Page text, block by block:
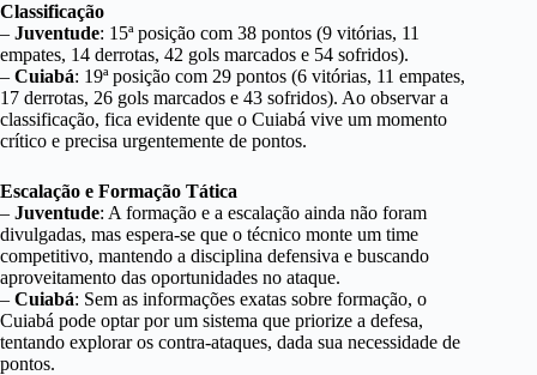
Classificação
– Juventude: 15ª posição com 38 pontos (9 vitórias, 11
empates, 14 derrotas, 42 gols marcados e 54 sofridos).
– Cuiabá: 19ª posição com 29 pontos (6 vitórias, 11 empates,
17 derrotas, 26 gols marcados e 43 sofridos). Ao observar a
classificação, fica evidente que o Cuiabá vive um momento
crítico e precisa urgentemente de pontos.
Escalação e Formação Tática
– Juventude: A formação e a escalação ainda não foram
divulgadas, mas espera-se que o técnico monte um time
competitivo, mantendo a disciplina defensiva e buscando
aproveitamento das oportunidades no ataque.
– Cuiabá: Sem as informações exatas sobre formação, o
Cuiabá pode optar por um sistema que priorize a defesa,
tentando explorar os contra-ataques, dada sua necessidade de
pontos.